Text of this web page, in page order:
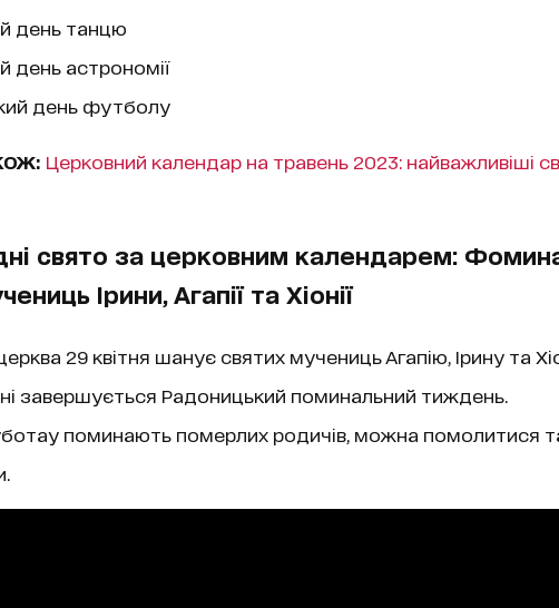
день танцю
день астрономії
день футболу
Церковний календар на травень 2023: найважливіші
свято за церковним календарем:
Ірини, Агапії та Хіонії
29 квітня шанує святих мучениць Агапію, Ірину та
завершується Радоницький поминальний тиждень.
поминають померлих родичів, можна помолитися